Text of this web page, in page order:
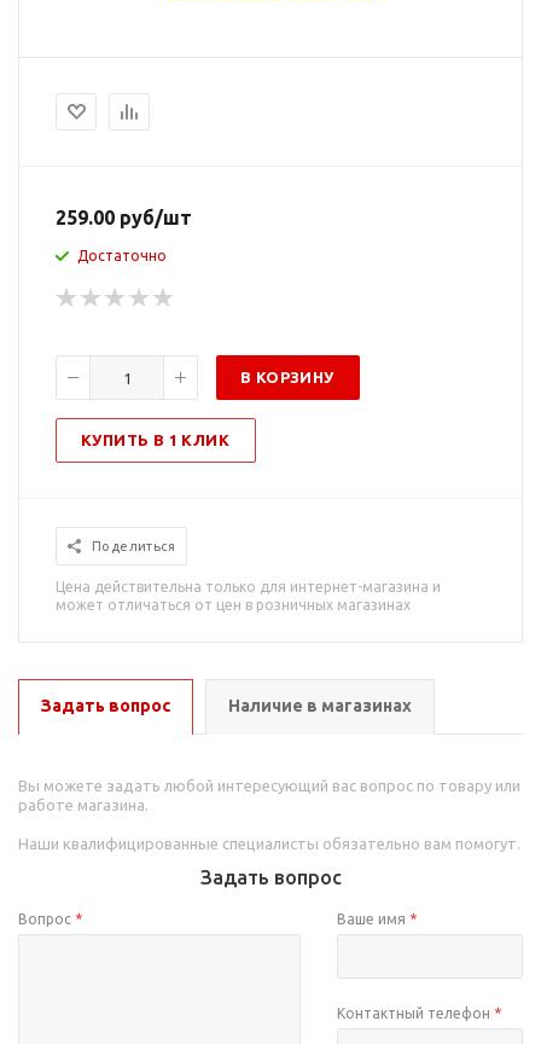
259.00 руб/шт
Достаточно
В КОРЗИНУ
КУПИТЬ В 1 КЛИК
Поделиться
Цена действительна только для интернет-магазина и
может отличаться от цен в розничных магазинах
Задать вопрос Наличие в магазинах
Вы можете задать любой интересующий вас вопрос по товару или
работе магазина.
Наши квалифицированные специалисты обязательно вам помогут.
Задать вопрос
Вопрос * Ваше имя *
Контактный телефон *